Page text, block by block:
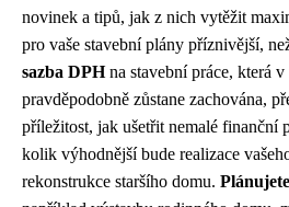
novinek a tipů, jak z nich vytěžit
pro vaše stavební plány příznivější,
sazba DPHna stavební práce, která v
pravděpodobně zůstane zachována,
příležitost, jak ušetřit nemalé finanční
kolik výhodnější bude realizace
rekonstrukce staršího domu.